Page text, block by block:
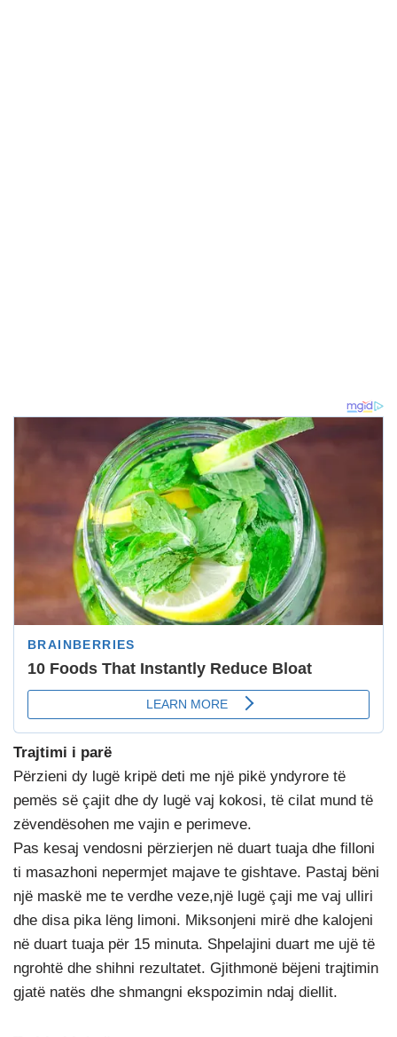
Trajtimi i parë
Përzieni dy lugë kripë deti me një pikë yndyrore të
pemës së çajit dhe dy lugë vaj kokosi, të cilat mund të
zëvendësohen me vajin e perimeve.
Pas kesaj vendosni përzierjen në duart tuaja dhe filloni
ti masazhoni nepermjet majave te gishtave. Pastaj bëni
një maskë me te verdhe veze,një lugë çaji me vaj ulliri
dhe disa pika lëng limoni. Miksonjeni mirë dhe kalojeni
në duart tuaja për 15 minuta. Shpelajini duart me ujë të
ngrohtë dhe shihni rezultatet. Gjithmonë bëjeni trajtimin
gjatë natës dhe shmangni ekspozimin ndaj diellit.